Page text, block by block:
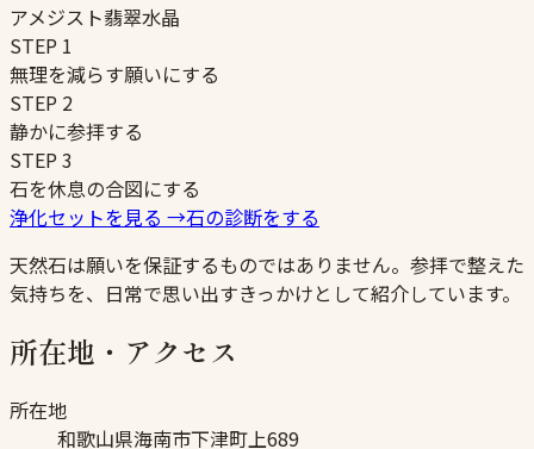
アメジスト翡翠水晶
STEP 1
無理を減らす願いにする
STEP 2
静かに参拝する
STEP3
石を休息の合図にする
浄化セットを見る →石の診断をする
天然石は願いを保証するものではありません。参拝で整えた
気持ちを、日常で思い出すきっかけとして紹介しています。
所在地・アクセス
所在地
和歌山県海南市下津町上689